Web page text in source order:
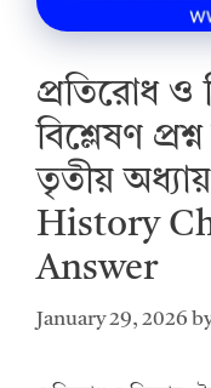
প্রতিরোধ ও
বিশ্লেষণ
তৃতীয়
History
Answer
January 29, 2026